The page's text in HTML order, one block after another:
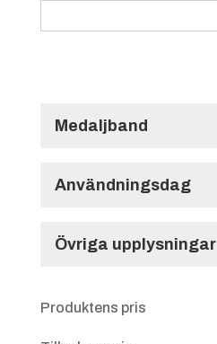
Medaljband
700x22 mm
Användningsdag
Övriga upplysningar
Produktens pris